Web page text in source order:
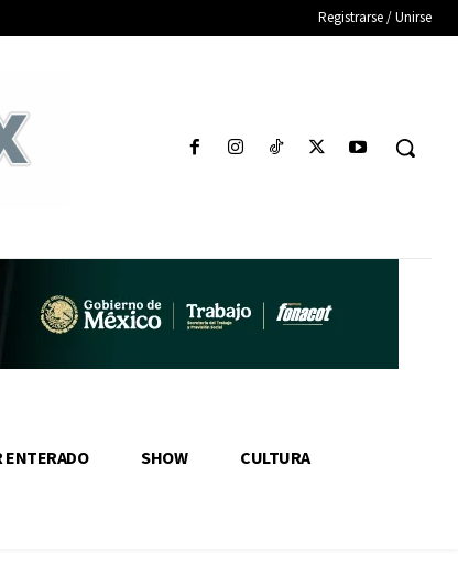
Registrarse / Unirse
ENTERADO SHOW CULTURA